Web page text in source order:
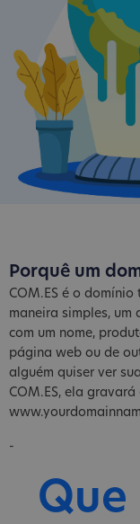
Porquê um
COM.ES é o
maneira simples, um
com um nome,
página web ou de
alguém quiser ver
COM.ES, ela
-
Que